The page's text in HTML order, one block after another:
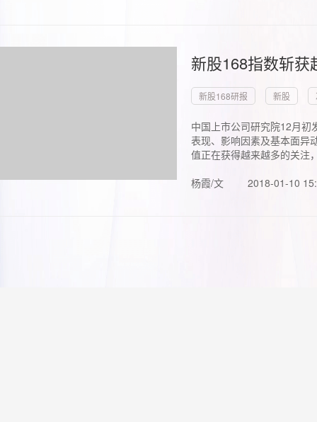
新股168指数斩
新股168研报 新股
中国上市公司研究院12月初
表现、影响因素及基本面异
值正在获得越来越多的关注
杨霞/文
2018-01-10